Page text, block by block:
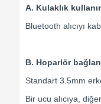
A. Kulaklık
Bluetooth alıcıyı
B. Hoparlör
Standart 3.5mm
Bir ucu alıcıya,